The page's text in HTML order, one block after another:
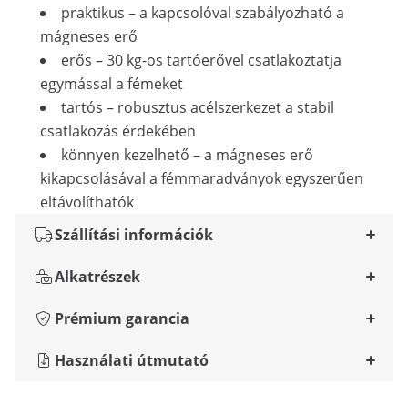
praktikus – a kapcsolóval szabályozható a
mágneses erő
erős – 30 kg-os tartóerővel csatlakoztatja
egymással a fémeket
tartós – robusztus acélszerkezet a stabil
csatlakozás érdekében
könnyen kezelhető – a mágneses erő
kikapcsolásával a fémmaradványok egyszerűen
eltávolíthatók
Szállítási információk
Alkatrészek
Prémium garancia
Használati útmutató